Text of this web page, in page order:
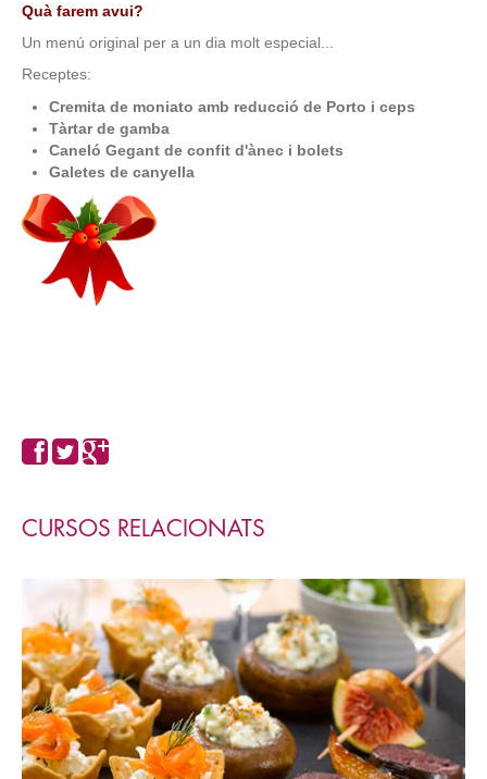
Quà farem avui?
Un menú original per a un dia molt especial...
Receptes:
Cremita de moniato amb reducció de Porto i ceps
Tàrtar de gamba
Caneló Gegant de confit d'ànec i bolets
Galetes de canyella
CURSOS RELACIONATS